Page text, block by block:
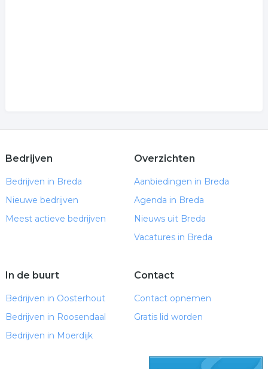
Bedrijven
Bedrijven in Breda
Nieuwe bedrijven
Meest actieve bedrijven
Overzichten
Aanbiedingen in Breda
Agenda in Breda
Nieuws uit Breda
Vacatures in Breda
In de buurt
Bedrijven in Oosterhout
Bedrijven in Roosendaal
Bedrijven in Moerdijk
Contact
Contact opnemen
Gratis lid worden